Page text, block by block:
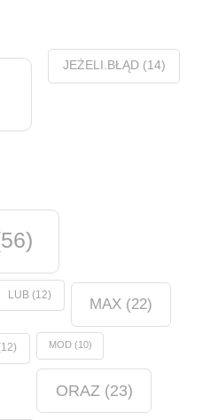
JEŻELI.BŁĄD(14)
LUB(12)
MAX(22)
MOD(10)
ORAZ (23)